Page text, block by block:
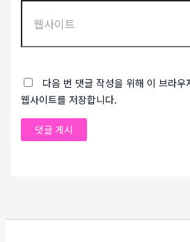
다음 번 댓글 작성을 위해 이 브라
웹사이트를 저장합니다.